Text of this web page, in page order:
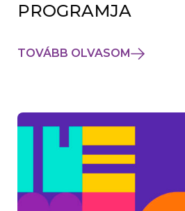
PROGRAMJA
TOVÁBB OLVASOM